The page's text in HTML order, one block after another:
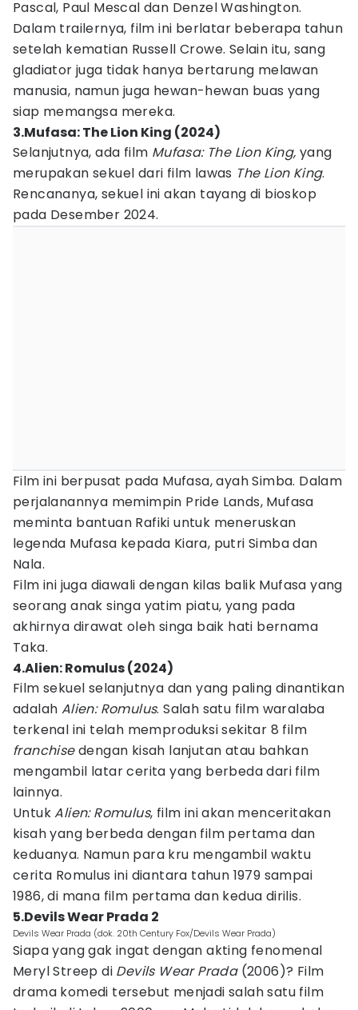
Pascal, Paul Mescal dan Denzel Washington.
Dalam trailernya, film ini berlatar beberapa tahun
setelah kematian Russell Crowe. Selain itu, sang
gladiator juga tidak hanya bertarung melawan
manusia, namun juga hewan-hewan buas yang
siap memangsa mereka.
3.Mufasa: The Lion King (2024)
Selanjutnya, ada film Mufasa: The Lion King, yang
merupakan sekuel dari film lawas The Lion King.
Rencananya, sekuel ini akan tayang di bioskop
pada Desember 2024.
Film ini berpusat pada Mufasa, ayah Simba. Dalam
perjalanannya memimpin Pride Lands, Mufasa
meminta bantuan Rafiki untuk meneruskan
legenda Mufasa kepada Kiara, putri Simba dan
Nala.
Film ini juga diawali dengan kilas balik Mufasa yang
seorang anak singa yatim piatu, yang pada
akhirnya dirawat oleh singa baik hati bernama
Taka.
4.Alien: Romulus (2024)
Film sekuel selanjutnya dan yang paling dinantikan
adalah Alien: Romulus. Salah satu film waralaba
terkenal ini telah memproduksi sekitar 8 film
franchisedengan kisah lanjutan atau bahkan
mengambil latar cerita yang berbeda dari film
lainnya.
UntukAlien: Romulus, film ini akan menceritakan
kisah yang berbeda dengan film pertama dan
keduanya. Namun para kru mengambil waktu
cerita Romulus ini diantara tahun 1979 sampai
1986, di mana film pertama dan kedua dirilis.
5.Devils Wear Prada 2
Devils Wear Prada (dok. 20th Century Fox/Devils Wear Prada)
Siapa yang gak ingat dengan akting fenomenal
Meryl Streep di Devils Wear Prada(2006)? Film
drama komedi tersebut menjadi salah satu film